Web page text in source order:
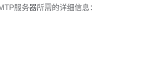
服务器所需的详细信息：